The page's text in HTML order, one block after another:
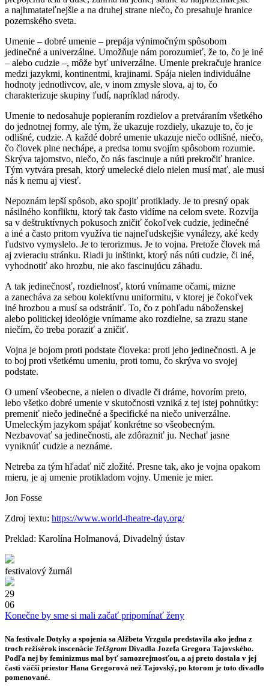
a najhmatateľnejšie a na druhej strane niečo, čo presahuje hranice
pozemského sveta.
Umenie – dobré umenie – prepája výnimočným spôsobom
jedinečné a univerzálne. Umožňuje nám porozumieť, že to, čo je iné
– alebo cudzie –, môže byť univerzálne. Umenie prekračuje hranice
medzi jazykmi, kontinentmi, krajinami. Spája nielen individuálne
hodnoty jednotlivcov, ale, v inom zmysle slova, aj to, čo
charakterizuje skupiny ľudí, napríklad národy.
Umenie to nedosahuje popieraním rozdielov a pretváraním všetkého
do jednotnej formy, ale tým, že ukazuje rozdiely, ukazuje to, čo je
odlišné, cudzie. A každé dobré umenie ukazuje niečo odlišné, niečo,
čo človek plne nechápe, a predsa tomu svojím spôsobom rozumie.
Skrýva tajomstvo, niečo, čo nás fascinuje a núti prekročiť hranice.
Tým vytvára presah, ktorý umelecké dielo nielen musí mať, ale musí
nás k nemu aj viesť.
Nepoznám lepší spôsob, ako spojiť protiklady. Je to presný opak
násilného konfliktu, ktorý tak často vidíme na celom svete. Rozvíja
sa v deštruktívnych pokusoch zničiť čokoľvek cudzie, jedinečné
a iné a často pritom využíva tie najneľudskejšie vynálezy, aké kedy
ľudstvo vymyslelo. Je to terorizmus. Je to vojna. Pretože človek má
aj zvieraciu stránku. Riadi ju inštinkt, ktorý nás núti cudzie, či iné,
vyhodnotiť ako hrozbu, nie ako fascinujúcu záhadu.
A tak jedinečnosť, rozdielnosť, ktorú vnímame očami, mizne
a zanecháva za sebou kolektívnu uniformitu, v ktorej je čokoľvek
iné hrozbou a musí sa odstrániť. To, čo z pohľadu náboženskej
alebo politickej ideológie vnímame ako rozdielne, sa zrazu stane
niečím, čo treba poraziť a zničiť.
Vojna je bojom proti podstate človeka: proti jeho jedinečnosti. A je
to boj proti všetkému umeniu, proti tomu, čo skrýva vo svojej
podstate.
O umení všeobecne, a nielen o divadle či dráme, hovorím preto,
lebo všetko dobré umenie v skutočnosti vzniká z tej istej pohnútky:
premeniť niečo jedinečné a špecifické na niečo univerzálne.
Umeleckým jazykom spájať konkrétne so všeobecným.
Nezbavovať sa jedinečnosti, ale zdôrazniť ju. Nechať jasne
vyniknúť cudzie a neznáme.
Netreba za tým hľadať nič zložité. Presne tak, ako je vojna opakom
mieru, je aj umenie protikladom vojny. Umenie je mier.
Jon Fosse
Zdroj textu: https://www.world-theatre-day.org/
Preklad: Karolína Holmanová, Divadelný ústav
festivalový žurnál
29
06
Konečne by sme si mali začať pripomínať ženy
Na festivale Dotyky a spojenia saAlžbeta Vrzgula predstavila ako jedna z
troch režisérok inscenácie Tel3gram Divadla Jozefa Gregora Tajovského.
Podľa nej by feminizmus mal byť samozrejmosťou, a aj preto dostala v jej
časti väčší priestor Hana Gregorová než Tajovský, po ktorom je toto divadlo
pomenované.